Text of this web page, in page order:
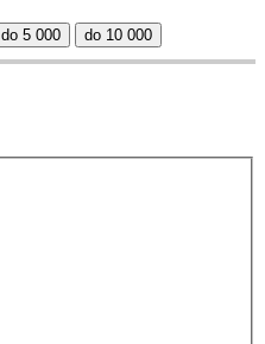
do 5 000 do 10 000